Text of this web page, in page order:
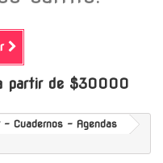
partir de $30000
- Cuadernos - Agendas